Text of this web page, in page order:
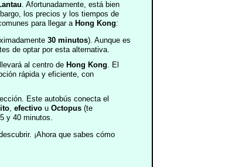
. Afortunadamente, está bien
los precios y los tiempos de
para llegar a Hong Kong:
30 minutos). Aunque es
de optar por esta alternativa.
al centro de Hong Kong. El
rápida y eficiente, con
Este autobús conecta el
, efectivo u Octopus (te
y 40 minutos.
¡Ahora que sabes cómo